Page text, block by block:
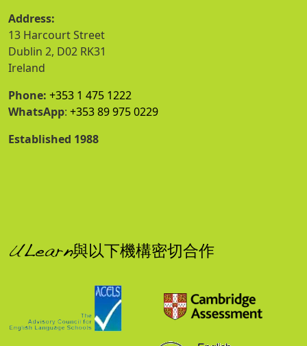
Address:
13 Harcourt Street
Dublin 2, D02 RK31
Ireland
Phone: +353 1 475 1222
WhatsApp: +353 89 975 0229
Established 1988
ULearn與以下機構密切合作